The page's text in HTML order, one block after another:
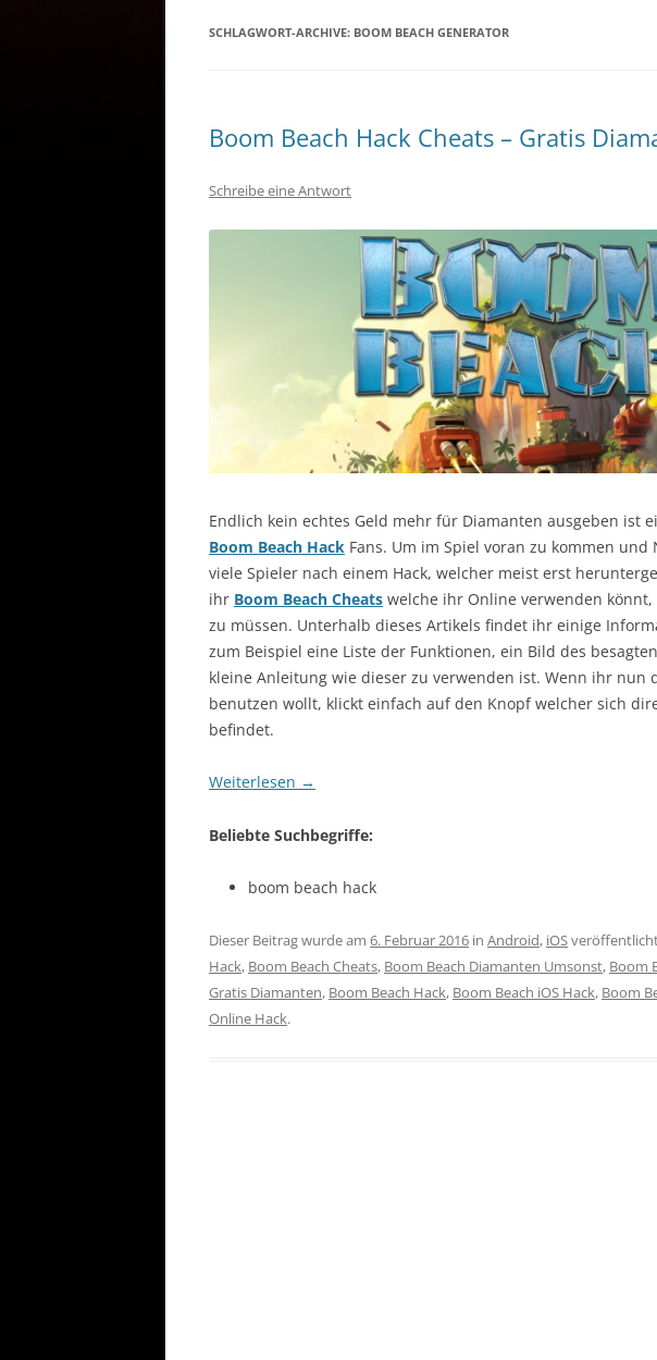
SCHLAGWORT-ARCHIVE: BOOM BEACH GENERATOR
Boom Beach Hack Cheats – Gratis
Schreibe eine Antwort
Endlich kein echtes Geld mehr für Diamanten ausgeben ist
Boom Beach Hack Fans. Um im Spiel voran zu kommen
viele Spieler nach einem Hack, welcher meist erst
ihr Boom Beach Cheats welche ihr Online verwenden
zu müssen. Unterhalb dieses Artikels findet ihr einige
zum Beispiel eine Liste der Funktionen, ein Bild des
kleine Anleitung wie dieser zu verwenden ist. Wenn ihr nun
benutzen wollt, klickt einfach auf den Knopf welcher sich
befindet.
Weiterlesen →
Beliebte Suchbegriffe:
boom beach hack
Dieser Beitrag wurde am 6. Februar 2016 in Android, iOS
Hack, Boom Beach Cheats, Boom Beach Diamanten Umsonst, Boom
Gratis Diamanten, Boom Beach Hack, Boom Beach iOS Hack, Boom
Online Hack.